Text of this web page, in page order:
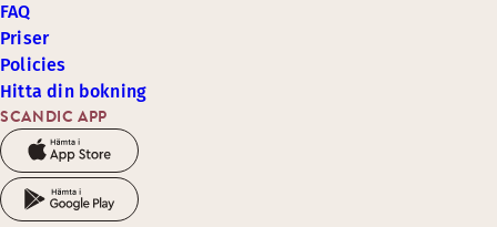
SCANDIC APP
FAQ
Priser
Policies
Hitta din bokning